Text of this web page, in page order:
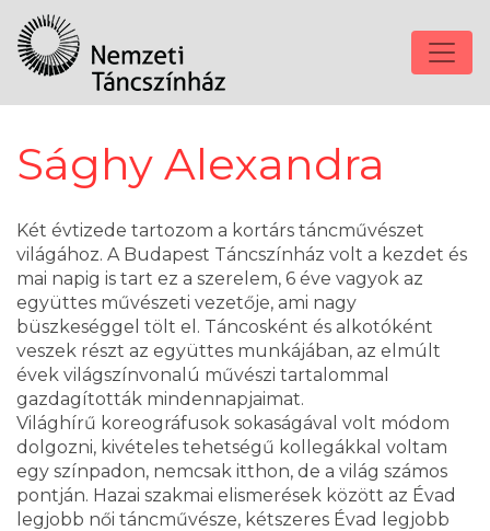
Sághy Alexandra
Két évtizede tartozom a kortárs táncművészet
világához. A Budapest Táncszínház volt a kezdet és
mai napig is tart ez a szerelem, 6 éve vagyok az
együttes művészeti vezetője, ami nagy
büszkeséggel tölt el. Táncosként és alkotóként
veszek részt az együttes munkájában, az elmúlt
évek világszínvonalú művészi tartalommal
gazdagították mindennapjaimat.
Világhírű koreográfusok sokaságával volt módom
dolgozni, kivételes tehetségű kollegákkal voltam
egy színpadon, nemcsak itthon, de a világ számos
pontján. Hazai szakmai elismerések között az Évad
legjobb női táncművésze, kétszeres Évad legjobb